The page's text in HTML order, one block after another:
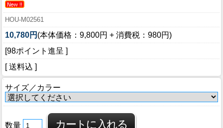
HOU-M02561
10,780円 (本体価格：9,800円 + 消費税：980円)
[98ポイント進呈 ]
[ 送料込 ]
サイズ／カラー
数量